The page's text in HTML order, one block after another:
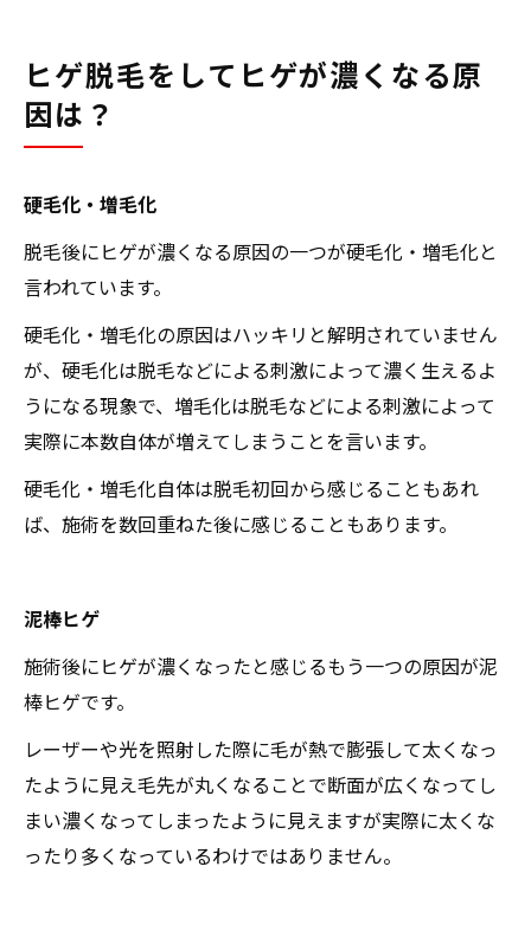
ヒゲ脱毛をしてヒゲが濃くなる原
因は？
硬毛化・増毛化
脱毛後にヒゲが濃くなる原因の一つが硬毛化・増毛化と
言われています。
硬毛化・増毛化の原因はハッキリと解明されていません
が、硬毛化は脱毛などによる刺激によって濃く生えるよ
うになる現象で、増毛化は脱毛などによる刺激によって
実際に本数自体が増えてしまうことを言います。
硬毛化・増毛化自体は脱毛初回から感じることもあれ
ば、施術を数回重ねた後に感じることもあります。
泥棒ヒゲ
施術後にヒゲが濃くなったと感じるもう一つの原因が泥
棒ヒゲです。
レーザーや光を照射した際に毛が熱で膨張して太くなっ
たように見え毛先が丸くなることで断面が広くなってし
まい濃くなってしまったように見えますが実際に太くな
ったり多くなっているわけではありません。